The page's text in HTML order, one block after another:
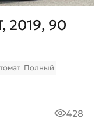
2019, 90
Полный
428